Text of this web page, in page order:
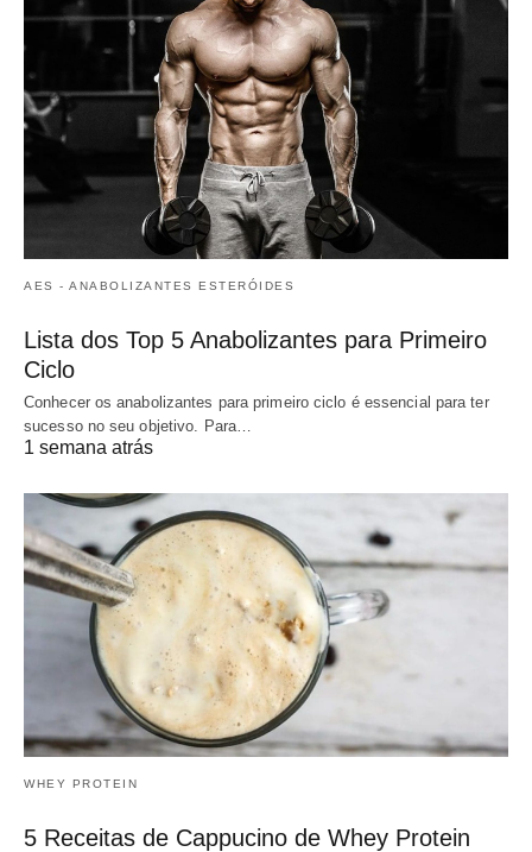
AES - ANABOLIZANTES ESTERÓIDES
Lista dos Top 5 Anabolizantes para Primeiro
Ciclo
Conhecer os anabolizantes para primeiro ciclo é essencial para ter
sucesso no seu objetivo. Para…
1 semana atrás
WHEY PROTEIN
5 Receitas de Cappucino de Whey Protein